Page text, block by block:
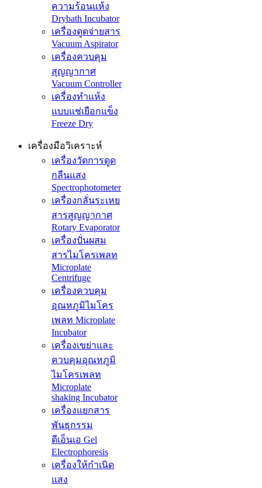
ความร้อนแห้ง
Drybath Incubator
เครื่องดูดจ่ายสาร
Vacuum Aspirator
เครื่องควบคุม
สุญญากาศ
Vacuum Controller
เครื่องทำแห้ง
แบบแช่เยือกแข็ง
Freeze Dry
เครื่องมือวิเคราะห์
เครื่องวัดการดูด
กลืนแสง
Spectrophotometer
เครื่องกลั่นระเหย
สารสูญญากาศ
Rotary Evaporator
เครื่องปั่นผสม
สารไมโครเพลท
Microplate
Centrifuge
เครื่องควบคุม
อุณหภูมิไมโคร
เพลท Microplate
Incubator
เครื่องเขย่าและ
ควบคุมอุณหภูมิ
ไมโครเพลท
Microplate
shaking Incubator
เครื่องแยกสาร
พันธุกรรม
ดีเอ็นเอ Gel
Electrophoresis
เครื่องให้กำเนิด
แสง